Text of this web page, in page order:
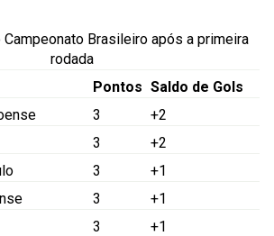
Brasileiro após a primeira
rodada
Pontos Saldo de Gols
3
+2
3
+2
3
+1
3
+1
3
+1